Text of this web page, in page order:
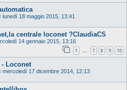
lunedì 18 maggio 2015, 13:41
centrale loconet ?ClaudiaCS
14 gennaio 2015, 13:16
1 … 7 8 9 10
- Loconet
mercoledì 17 dicembre 2014, 12:13